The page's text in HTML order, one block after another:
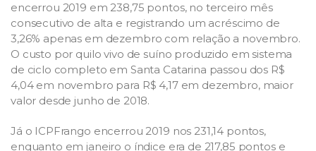
encerrou 2019 em 238,75 pontos, no terceiro mês
consecutivo de alta e registrando um acréscimo de
3,26% apenas em dezembro com relação a novembro.
O custo por quilo vivo de suíno produzido em sistema
de ciclo completo em Santa Catarina passou dos R$
4,04 em novembro para R$ 4,17 em dezembro, maior
valor desde junho de 2018.
Já o ICPFrango encerrou 2019 nos 231,14 pontos,
enquanto em janeiro o índice era de 217,85 pontos e